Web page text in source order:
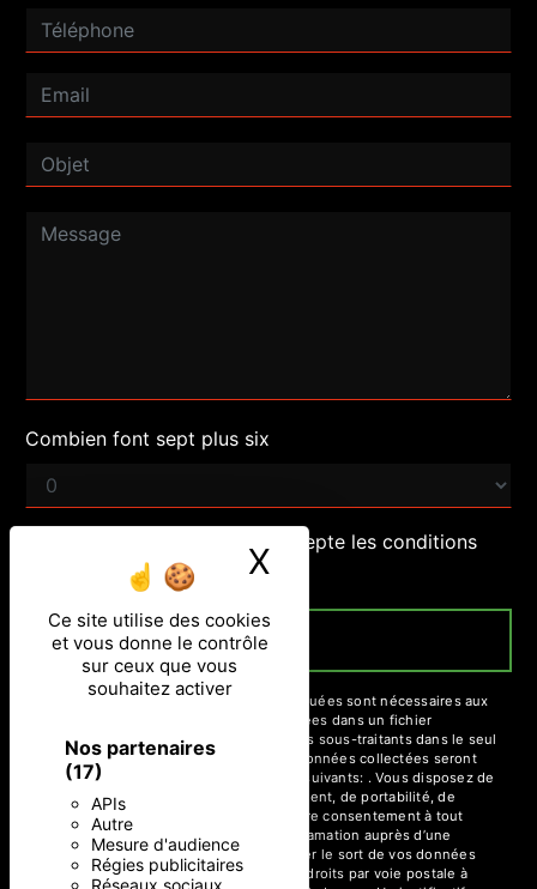
Ce site utilise des cookies
et vous donne le contrôle
sur ceux que vous
souhaitez activer
Nos partenaires
(17)
APIs
Autre
Mesure d'audience
Régies publicitaires
Réseaux sociaux
X Masquer le
Combien font sept plus six
En cochant cette case, j'accepte les conditions
particulières ci-dessous **
ENVOYER
** Les données personnelles communiquées sont nécessaires aux
fins de vous contacter et sont enregistrées dans un fichier
informatisé. Elles sont destinées à et ses sous-traitants dans le seul
but de répondre à votre message. Les données collectées seront
communiquées aux seuls destinataires suivants: . Vous disposez de
droits d’accès, de rectification, d’effacement, de portabilité, de
limitation, d’opposition, de retrait de votre consentement à tout
moment et du droit d’introduire une réclamation auprès d’une
autorité de contrôle, ainsi que d’organiser le sort de vos données
post-mortem. Vous pouvez exercer ces droits par voie postale à